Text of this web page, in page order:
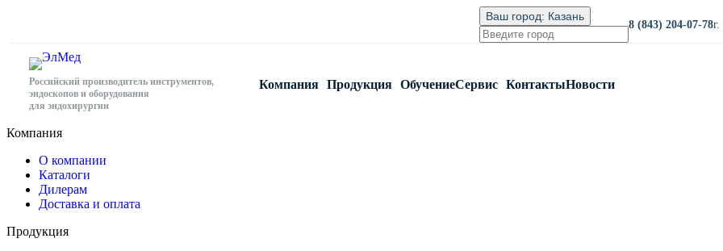
Ваш город: Казань
8 (843) 204-07-78
Российский производитель инструментов,
эндоскопов и оборудования
для эндохирургии
Компания Продукция ОбучениеСервис КонтактыНовости
Компания
О компании
Каталоги
Дилерам
Доставка и оплата
Продукция